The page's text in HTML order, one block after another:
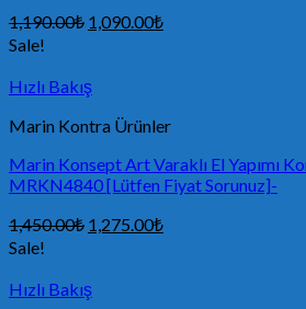
1,190.00₺ 1,090.00₺
Sale!
Hızlı Bakış
Marin Kontra Ürünler
Marin Konsept Art Varaklı El Yapımı
MRKN4840 [Lütfen Fiyat Sorunuz]-
1,450.00₺ 1,275.00₺
Sale!
Hızlı Bakış